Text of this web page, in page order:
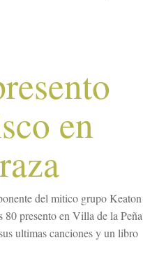
en
del mitico grupo Keaton
presento en Villa de la Peña
ultimas canciones y un libro